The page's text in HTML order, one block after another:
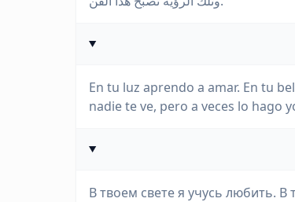
En tu luz aprendo a amar. En tu
nadie te ve, pero a veces lo hago
В твоем свете я учусь любить. В